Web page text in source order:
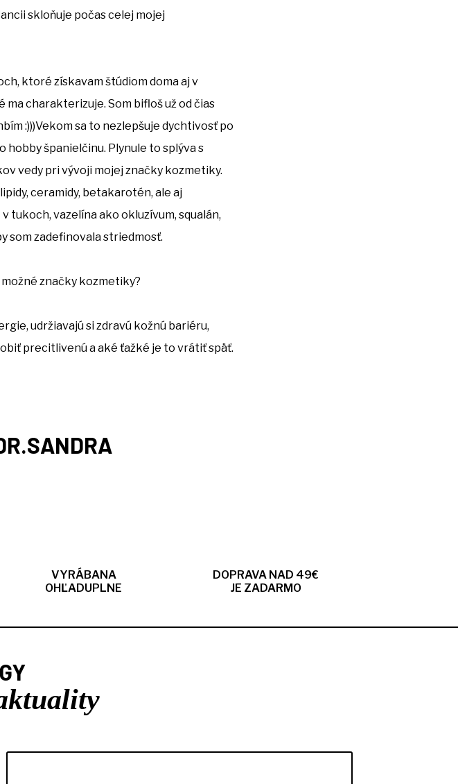
skloňuje počas celej mojej
ktoré získavam štúdiom doma aj v
charakterizuje. Som bifloš už od čias
:)))Vekom sa to nezlepšuje dychtivosť po
hobby španielčinu. Plynule to splýva s
vedy pri vývoji mojej značky kozmetiky.
ceramidy, betakarotén, ale aj
tukoch, vazelína ako okluzívum, squalán,
som zadefinovala striedmosť.
značky kozmetiky?
udržiavajú si zdravú kožnú bariéru,
precitlivenú a aké ťažké je to vrátiť späť.
VYRÁBANA
OHĽADUPLNE
DOPRAVA NAD 49€
JE ZADARMO